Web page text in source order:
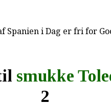
Spanien i Dag er fri for
smukke
2